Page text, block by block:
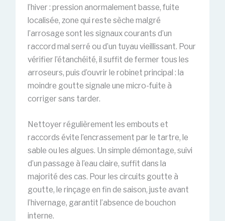
l’hiver : pression anormalement basse, fuite
localisée, zone qui reste sèche malgré
l’arrosage sont les signaux courants d’un
raccord mal serré ou d’un tuyau vieillissant. Pour
vérifier l’étanchéité, il suffit de fermer tous les
arroseurs, puis d’ouvrir le robinet principal : la
moindre goutte signale une micro-fuite à
corriger sans tarder.
Nettoyer régulièrement les embouts et
raccords évite l’encrassement par le tartre, le
sable ou les algues. Un simple démontage, suivi
d’un passage à l’eau claire, suffit dans la
majorité des cas. Pour les circuits goutte à
goutte, le rinçage en fin de saison, juste avant
l’hivernage, garantit l’absence de bouchon
interne.